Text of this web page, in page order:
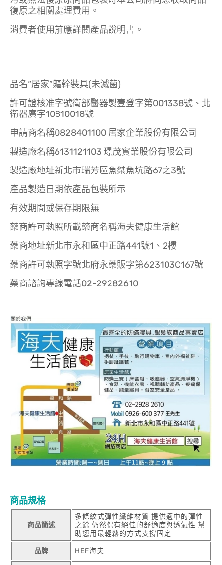
復原之相關處理費用。
消費者使用前應詳閱產品說明書。
品名“居家”軀幹裝具(未滅菌)
許可證核准字號衛部醫器製壹登字第001338號、北
衛器廣字10810018號
申請商名稱0828401100 居家企業股份有限公司
製造廠名稱6131121103 璟茂實業股份有限公司
製造廠地址新北市瑞芳區魚桀魚坑路67之3號
產品製造日期依產品包裝所示
有效期間或保存期限無
藥商許可執照所載藥商名稱海夫健康生活館
藥商地址新北市永和區中正路441號1、2樓
藥商許可執照字號北府永藥販字第623103C167號
藥商諮詢專線電話02-29282610
商品規格
商品簡述
多條紋式彈性纖維材質 提供適中的彈性
之餘 仍然保有絕佳的舒適度與透氣性 幫
助您用最輕鬆的方式支撐固定
品牌 HEF海夫